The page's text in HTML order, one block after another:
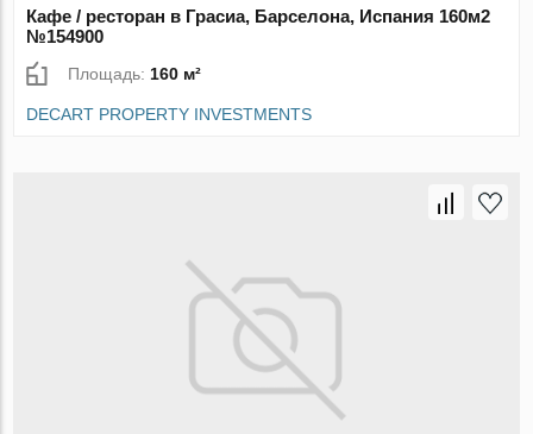
Кафе / ресторан в Грасиа, Барселона, Испания 160м2
№154900
Площадь: 160 м²
DECART PROPERTY INVESTMENTS